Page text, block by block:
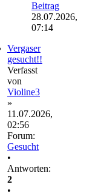
Beitrag
28.07.2026,
07:14
Vergaser
gesucht!!
Verfasst
von
Violine3
»
11.07.2026,
02:56
Forum:
Gesucht
•
Antworten:
2
•